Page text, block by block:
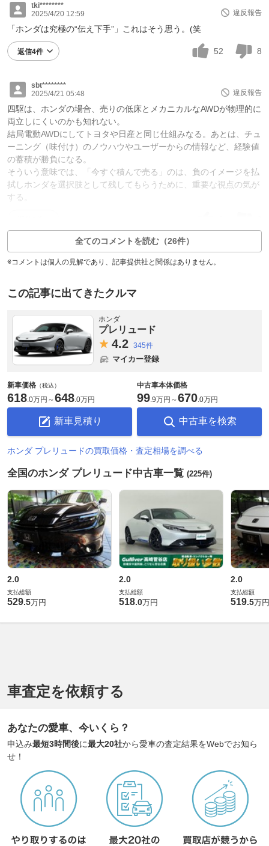
tki********
2025/4/20 12:59
違反報告
「ホンダは究極の“伝え下手”」これはそう思う。(笑
返信4件 52 8
sbt********
2025/4/21 05:48
違反報告
四駆は、ホンダの場合、売りの低床とメカニカルなAWDが物理的に
両立しにくいのかも知れない。
結局電動AWDにしてトヨタや日産と同じ仕組みなる。あとは、チュ
ーニング（味付け）のノウハウやユーザーからの情報など、経験値
の蓄積が勝負になる。
そういう意味では、「今すぐ積んで売る」のは、負のイメージを払
拭しホンダを選択肢として残してもらうために、重要な視点の気が
する。
全てのコメントを読む（26件）
※コメントは個人の見解であり、記事提供社と関係はありません。
この記事に出てきたクルマ
ホンダ
プレリュード
4.2 345件
マイカー登録
新車価格 （税込）
618.0万円 ～648.0万円
新車見積り
中古車本体価格
99.9万円 ～670.0万円
中古車を検索
ホンダ プレリュードの買取価格・査定相場を調べる
全国のホンダ プレリュード中古車一覧 (225件)
2.0
支払総額
529.5万円
2.0
支払総額
518.0万円
2.0
支払総額
519.5万円
車査定を依頼する
あなたの愛車、今いくら？
申込み最短3時間後に最大20社から愛車の査定結果をWebでお知ら
せ！